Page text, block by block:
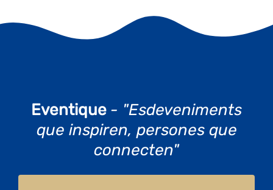
Eventique - "Esdeveniments
que inspiren, persones que
connecten"